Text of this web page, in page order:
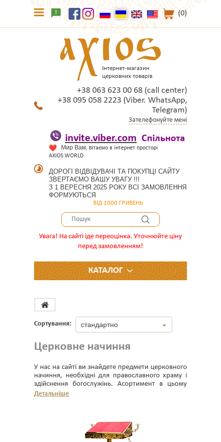
(0)
Інтернет-магазин
церковних товарів
+38 063 623 00 68 (call center)
+38 095 058 2223 (Viber. WhatsApp,
Telegram)
Зателефонуйте мені
invite.viber.com Спільнота
Мир Вам, вітаємо в інтернет просторі
AXIOS.WORLD
ДОРОГІ ВІДВІДУВАЧІ ТА ПОКУПЦІ САЙТУ
ЗВЕРТАЄМО ВАШУ УВАГУ !!!
З 1 ВЕРЕСНЯ 2025 РОКУ ВСІ ЗАМОВЛЕННЯ
ФОРМУЮТЬСЯ
ВІД 1000 ГРИВЕНЬ
Увага! На сайті іде переоцінка. Уточнюйте ціну
перед замовленням!
КАТАЛОГ
Сортування: стандартно
Церковне начиння
У нас на сайті ви знайдете предмети церковного
начиння, необхідні для православного храму і
здійснення богослужінь. Асортимент в цьому
розділі постійно оновлюється. Якщо якогось
запропонуємо вам додаткові варіанти.
Ми працюємо, в основному, з українськими
Детальніше